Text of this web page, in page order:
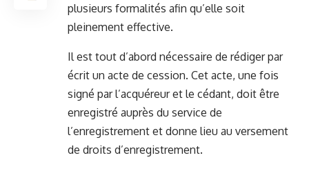
plusieurs formalités afin qu’elle soit
pleinement effective.
Il est tout d’abord nécessaire de rédiger par
écrit un acte de cession. Cet acte, une fois
signé par l’acquéreur et le cédant, doit être
enregistré auprès du service de
l’enregistrement et donne lieu au versement
de droits d’enregistrement.